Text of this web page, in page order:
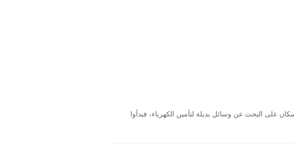
على البحث عن وسائل بديلة لتأمين الكهرباء، فبدأوا